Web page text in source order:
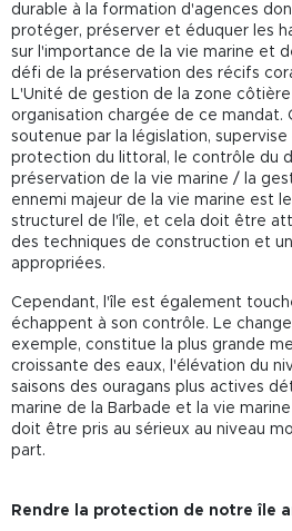
durable à la formation d'agences
protéger, préserver et éduquer les
sur l'importance de la vie marine et
défi de la préservation des récifs
L'Unité de gestion de la zone
organisation chargée de ce mandat.
soutenue par la législation,
protection du littoral, le contrôle du
préservation de la vie marine / la
ennemi majeur de la vie marine est
structurel de l'île, et cela doit être
des techniques de construction et
appropriées.
Cependant, l'île est également
échappent à son contrôle. Le
exemple, constitue la plus grande
croissante des eaux, l'élévation du
saisons des ouragans plus actives
marine de la Barbade et la vie
doit être pris au sérieux au niveau
part.
Rendre la protection de notre île